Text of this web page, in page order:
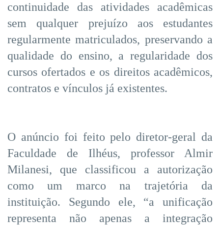
continuidade das atividades acadêmicas
sem qualquer prejuízo aos estudantes
regularmente matriculados, preservando a
qualidade do ensino, a regularidade dos
cursos ofertados e os direitos acadêmicos,
contratos e vínculos já existentes.
O anúncio foi feito pelo diretor-geral da
Faculdade de Ilhéus, professor Almir
Milanesi, que classificou a autorização
como um marco na trajetória da
instituição. Segundo ele, “a unificação
representa não apenas a integração